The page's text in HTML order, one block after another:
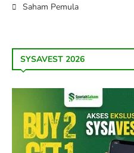
Saham Pemula
SYSAVEST 2026